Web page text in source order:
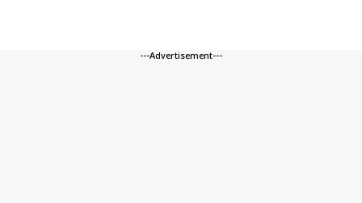
---Advertisement---